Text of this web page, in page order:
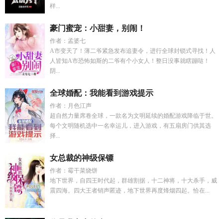
样...
豪门蜜宠：小甜妻，别闹！
作者：孟婆七
A市变天了！薄二爷紧急发布追妻令，进行全球封锁式寻找！人
人皆知A市恐怖如斯的二爷有个小女人！整日没事就瞎蹦哒！
阴...
全球婚配：我能看到游戏提示
作者：月色江声
超自然力量席卷全球，一款名为文明延续的婚配游戏降临于世。
每个文明随机选中一名幸运儿，进入游戏，有五扇房门供其选
择...
女总裁的神级保镖
作者：霉干菜烧饼
地下世界，自四王时代起，群雄割据，十二神将，十大杀手，威
震四海。四大王者销声匿迹，地下世界再度烽烟四起。恰在...